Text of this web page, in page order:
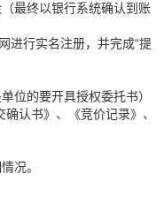
最终以银行系统确认到账
进行实名注册，并完成“提
位的要开具授权委托书）
认书》、《竞价记录》、
况。